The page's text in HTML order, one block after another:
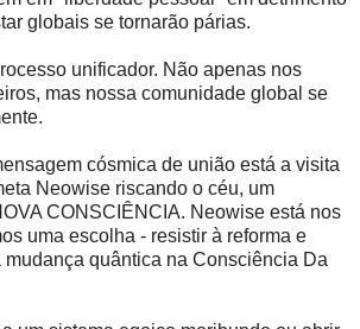
globais se tornarão párias.
unificador. Não apenas nos
mas nossa comunidade global se
cósmica de união está a visita
Neowise riscando o céu, um
CONSCIÊNCIA. Neowise está nos
uma escolha - resistir à reforma e
mudança quântica na Consciência Da